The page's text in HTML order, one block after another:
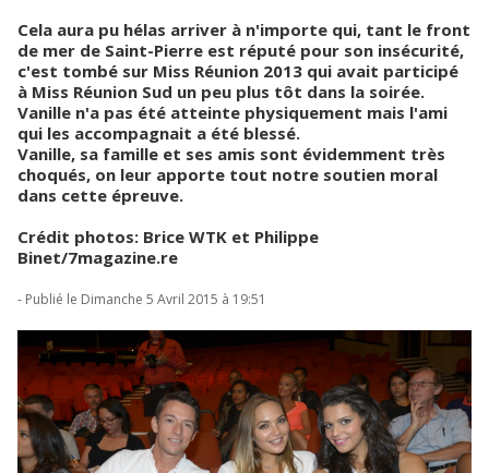
Cela aura pu hélas arriver à n'importe qui, tant le front
de mer de Saint-Pierre est réputé pour son insécurité,
c'est tombé sur Miss Réunion 2013 qui avait participé
à Miss Réunion Sud un peu plus tôt dans la soirée.
Vanille n'a pas été atteinte physiquement mais l'ami
qui les accompagnait a été blessé.
Vanille, sa famille et ses amis sont évidemment très
choqués, on leur apporte tout notre soutien moral
dans cette épreuve.
Crédit photos: Brice WTK et Philippe
Binet/7magazine.re
- Publié le Dimanche 5 Avril 2015 à 19:51